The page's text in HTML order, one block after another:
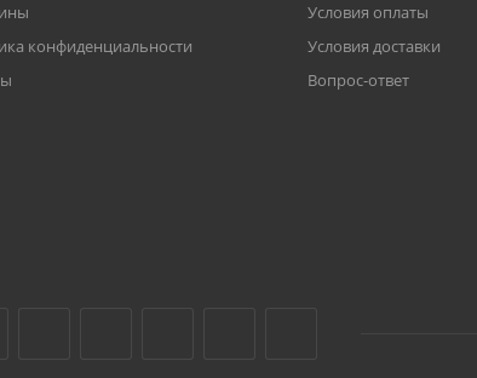
конфиденциальности
Условия оплаты
Условия доставки
Вопрос-ответ